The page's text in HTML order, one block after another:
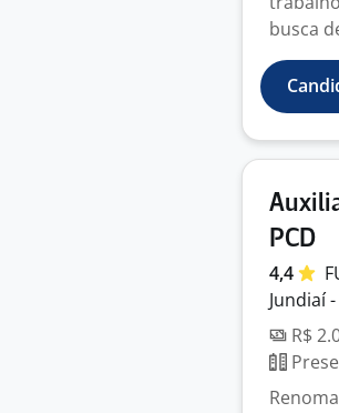
busca
PCD
4,4
Jundiaí -
R$